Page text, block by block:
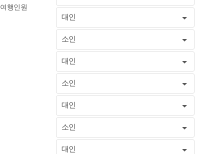
여행인원
대인
소인
대인
소인
대인
소인
대인